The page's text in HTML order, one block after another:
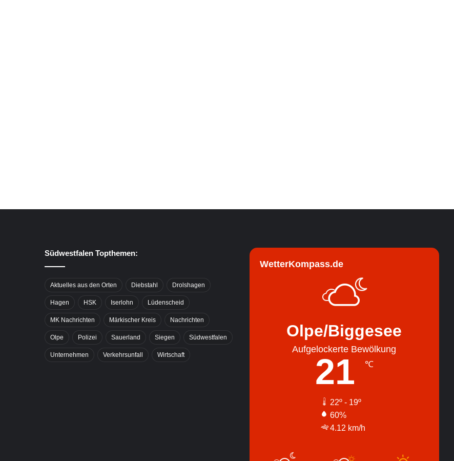
Südwestfalen Topthemen:
Aktuelles aus den Orten Diebstahl Drolshagen
Hagen HSK Iserlohn Lüdenscheid
MK Nachrichten Märkischer Kreis Nachrichten
Olpe Polizei Sauerland Siegen Südwestfalen
Unternehmen Verkehrsunfall Wirtschaft
WetterKompass.de
Olpe/Biggesee
Aufgelockerte Bewölkung
21 ℃
22º - 19º
60%
4.12 km/h